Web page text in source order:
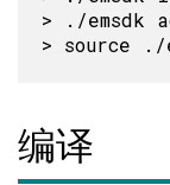
> ./emsdk
编译